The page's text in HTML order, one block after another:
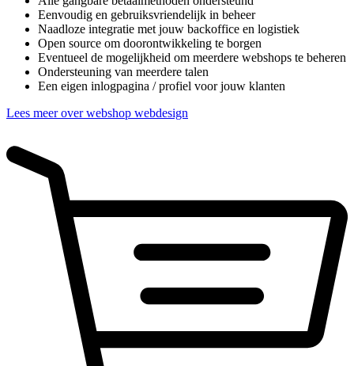
Eenvoudig en gebruiksvriendelijk in beheer
Naadloze integratie met jouw backoffice en logistiek
Open source om doorontwikkeling te borgen
Eventueel de mogelijkheid om meerdere webshops te beheren
Ondersteuning van meerdere talen
Een eigen inlogpagina / profiel voor jouw klanten
Lees meer over webshop webdesign